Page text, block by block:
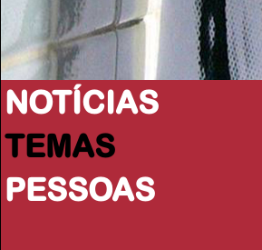
NOTÍCIAS
TEMAS
PESSOAS